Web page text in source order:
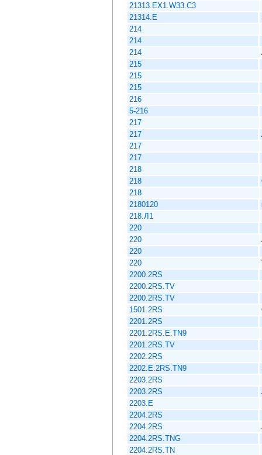
21313.EX1.W33.C3
21314.E
214
214
214
215
215
215
216
5-216
217
217
217
217
218
218
218
2180120
218.Л1
220
220
220
220
2200.2RS
2200.2RS.TV
2200.2RS.TV
1501.2RS
2201.2RS
2201.2RS.E.TN9
2201.2RS.TV
2202.2RS
2202.E.2RS.TN9
2203.2RS
2203.2RS
2203.E
2204.2RS
2204.2RS
2204.2RS.TNG
2204.2RS.TN